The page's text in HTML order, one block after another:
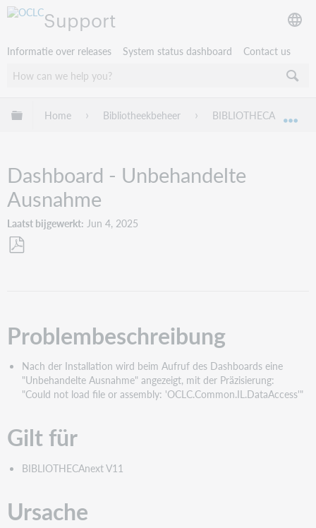
Support
Informatie over releases System status dashboard Contact us
Mondiale hiërarchie uitvouwen / samenvouwen
Home Bibliotheekbeheer BIBLIOTHECA
Dashboard - Unbehandelte
Ausnahme
Laatst bijgewerkt Jun 4, 2025
Problembeschreibung
Nach der Installation wird beim Aufruf des Dashboards eine
"Unbehandelte Ausnahme" angezeigt, mit der Präzisierung:
"Could not load file or assembly: 'OCLC.Common.IL.DataAccess'"
Gilt für
BIBLIOTHECAnext V11
Ursache